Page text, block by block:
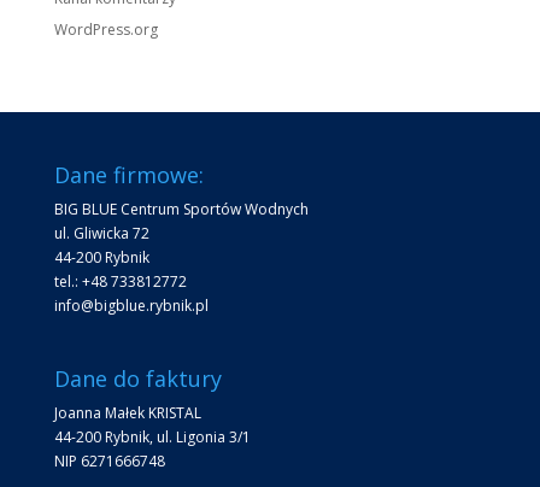
WordPress.org
Dane firmowe:
BIG BLUE Centrum Sportów Wodnych
ul. Gliwicka 72
44-200 Rybnik
tel.: +48 733812772
info@bigblue.rybnik.pl
Dane do faktury
Joanna Małek KRISTAL
44-200 Rybnik, ul. Ligonia 3/1
NIP 6271666748